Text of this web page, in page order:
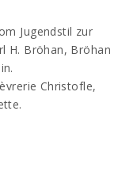
Jugendstil zur
H. Bröhan, Bröhan
Christofle,